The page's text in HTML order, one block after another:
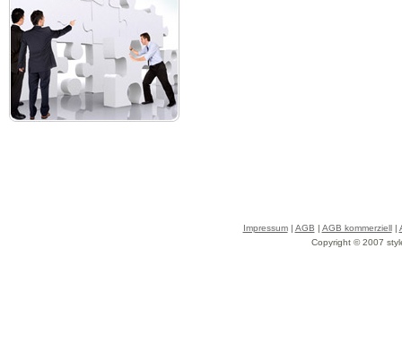
Impressum| AGB | AGB kommerziell|
Copyright © 2007